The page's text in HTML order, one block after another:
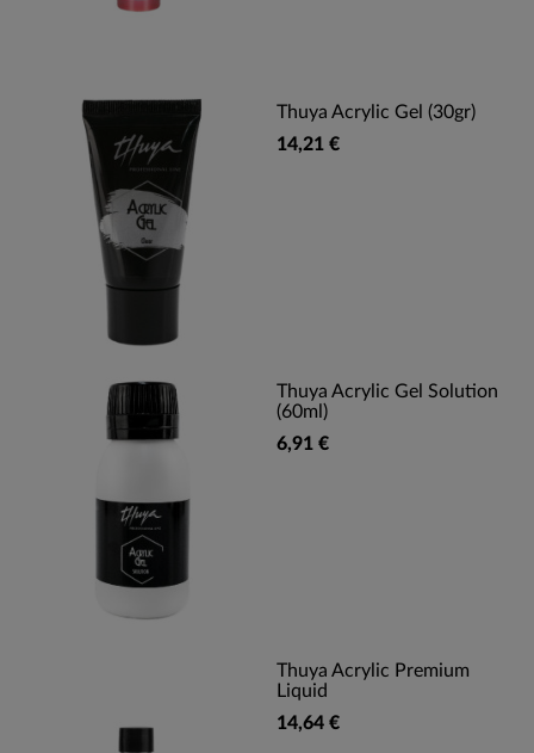
Thuya Acrylic Gel (30gr)
14,21 €
Thuya Acrylic Gel Solution
(60ml)
6,91 €
Thuya Acrylic Premium
Liquid
14,64 €